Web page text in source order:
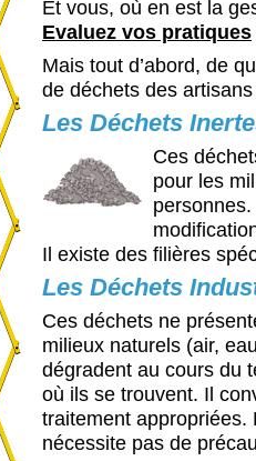
Et vous, où en est la
Evaluez vos pratiques
Mais tout d’abord, de
de déchets des
Les Déchets
Ces
pour les
Il existe des filières
Les Déchets
Ces déchets ne
milieux naturels (air,
dégradent au cours du
où ils se trouvent. Il
traitement appropriées.
nécessite pas de